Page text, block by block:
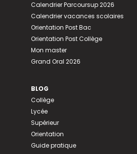
Calendrier Parcoursup 2026
Calendrier vacances scolaires
Orientation Post Bac
Orientation Post Collège
Mon master
Grand Oral 2026
BLOG
Collège
Lycée
Supérieur
Orientation
Guide pratique